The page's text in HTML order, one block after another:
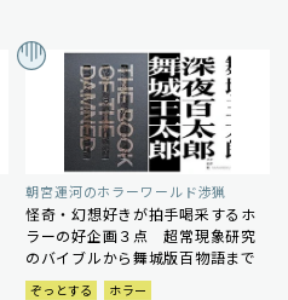
朝宮運河のホラーワールド渉猟
怪奇・幻想好きが拍手喝采するホ
ラーの好企画３点 超常現象研究
のバイブルから舞城版百物語まで
ぞっとする
ホラー